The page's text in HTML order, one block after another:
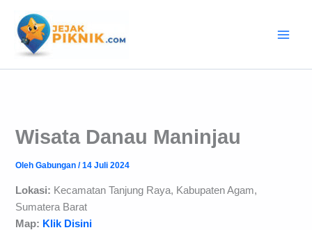
konten
Wisata Danau Maninjau
OlehGabungan/14 Juli 2024
Lokasi: Kecamatan Tanjung Raya, Kabupaten Agam,
Sumatera Barat
Map: Klik Disini